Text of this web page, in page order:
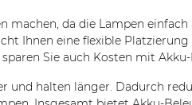
machen, da die Lampen
Ihnen eine flexible
Sie auch Kosten mit
halten länger. Dadurch